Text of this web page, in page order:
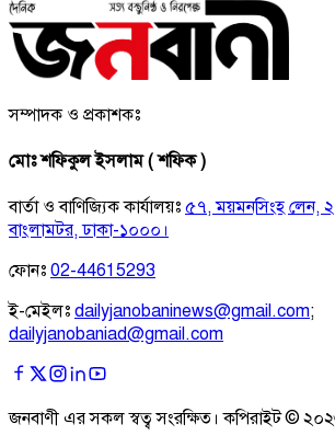
সম্পাদক ও প্রকাশকঃ
মোঃ শফিকুল ইসলাম ( শফিক )
বার্তা ও বাণিজ্যিক কার্যালয়ঃ ৫৭, ময়মনসিংহ লেন,
বাংলামটর, ঢাকা-১০০০।
ফোনঃ 02-44615293
ই-মেইলঃ dailyjanobaninews@gmail.com;
dailyjanobaniad@gmail.com
জনবাণী এর সকল স্বত্ব সংরক্ষিত। কপিরাইট ©